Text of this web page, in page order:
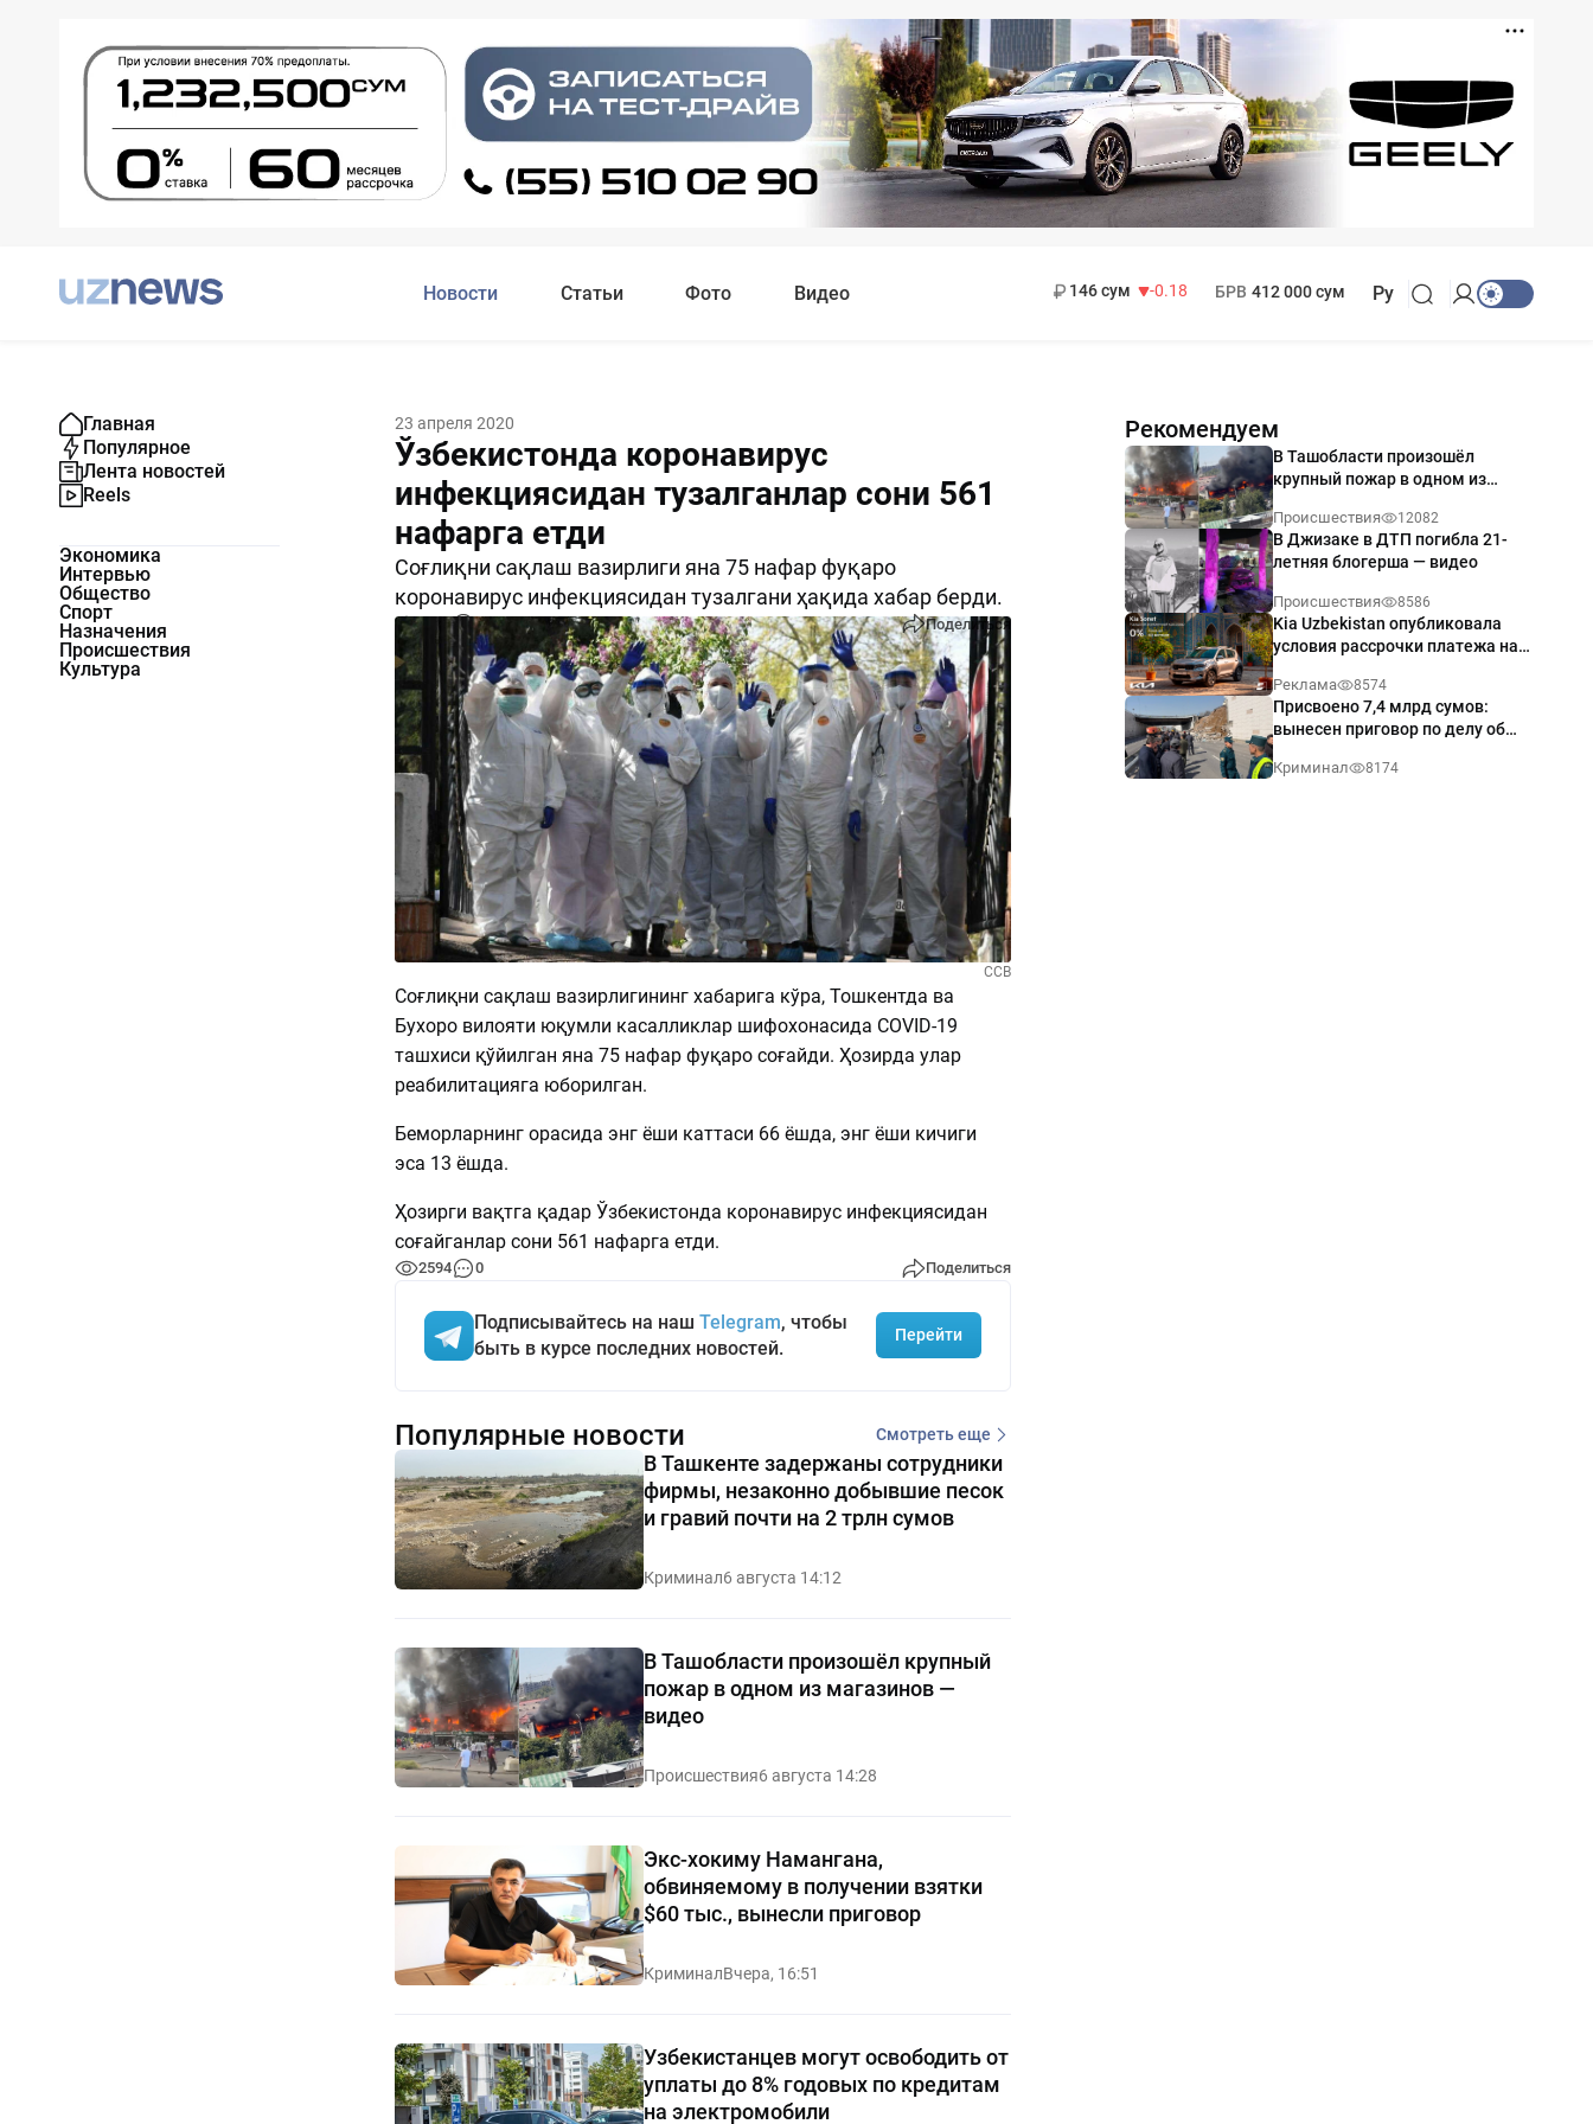
Новости Статьи Фото Видео
146 сум
-0.18
БРВ 412 000 сум Ру
Главная
Популярное
Лента новостей
Reels
Экономика
Интервью
Общество
Спорт
Назначения
Происшествия
Культура
23 апреля 2020
Ўзбекистонда коронавирус
инфекциясидан тузалганлар сони 561
нафарга етди
Соғлиқни сақлаш вазирлиги яна 75 нафар фуқаро
коронавирус инфекциясидан тузалгани ҳақида хабар берди.
2594 0 Поделиться
ССВ
Соғлиқни сақлаш вазирлигининг хабарига кўра, Тошкентда ва
Бухоро вилояти юқумли касалликлар шифохонасида COVID-19
ташхиси қўйилган яна 75 нафар фуқаро соғайди. Ҳозирда улар
реабилитацияга юборилган.
Беморларнинг орасида энг ёши каттаси 66 ёшда, энг ёши кичиги
эса 13 ёшда.
Ҳозирги вақтга қадар Ўзбекистонда коронавирус инфекциясидан
соғайганлар сони 561 нафарга етди.
2594 0 Поделиться
Подписывайтесь на наш Telegram, чтобы
быть в курсе последних новостей.
Перейти
Рекомендуем
В Ташобласти произошёл
крупный пожар в одном из
Происшествия 12082
В Джизаке в ДТП погибла 21-
летняя блогерша — видео
Происшествия 8586
Kia Uzbekistan опубликовала
условия рассрочки платежа на
годовых
Реклама 8574
Присвоено 7,4 млрд сумов:
вынесен приговор по делу об
Ташкенте
Криминал 8174
Популярные новости Смотреть еще
В Ташкенте задержаны сотрудники
фирмы, незаконно добывшие песок
и гравий почти на 2 трлн сумов
Криминал6 августа 14:12
В Ташобласти произошёл крупный
пожар в одном из магазинов —
видео
Происшествия6 августа 14:28
Экс-хокиму Намангана,
обвиняемому в получении взятки
$60 тыс., вынесли приговор
КриминалВчера, 16:51
Узбекистанцев могут освободить от
уплаты до 8% годовых по кредитам
на электромобили